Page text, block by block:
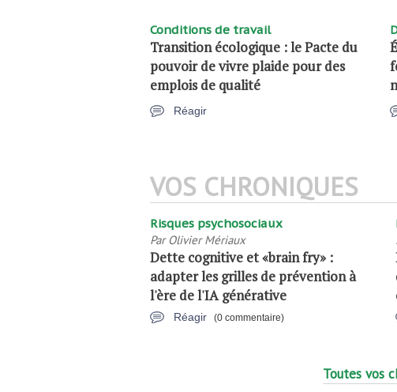
Conditions de travail
Transition écologique : le Pacte du
pouvoir de vivre plaide pour des
emplois de qualité
Réagir
VOS CHRONIQUES
Risques psychosociaux
Par Olivier Mériaux
Dette cognitive et «brain fry» :
adapter les grilles de prévention à
l'ère de l'IA générative
Réagir (0 commentaire)
Toutes vos